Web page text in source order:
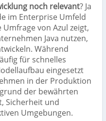
noch relevant? Ja
im Enterprise Umfeld
von Azul zeigt,
Java nutzen,
Während
für schnelles
eingesetzt
in der Produktion
der bewährten
Sicherheit und
Umgebungen.